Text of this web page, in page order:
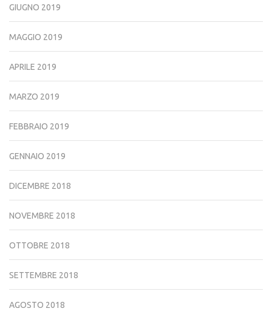
GIUGNO 2019
MAGGIO 2019
APRILE 2019
MARZO 2019
FEBBRAIO 2019
GENNAIO 2019
DICEMBRE 2018
NOVEMBRE 2018
OTTOBRE 2018
SETTEMBRE 2018
AGOSTO 2018